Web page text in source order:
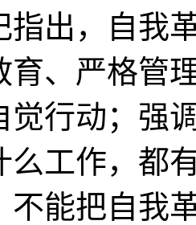
指出，自我
育、严格管
觉行动；强
么工作，都
不能把自我